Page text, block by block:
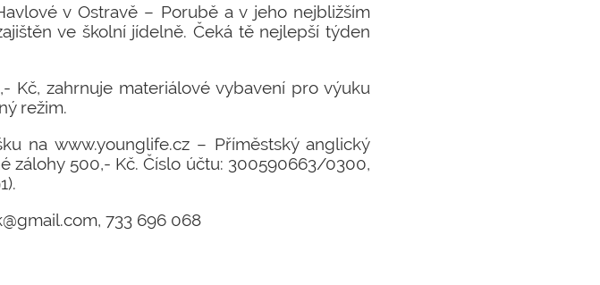
v Ostravě – Porubě a v jeho nejbližším
ve školní jídelně. Čeká tě nejlepší týden
Kč, zahrnuje materiálové vybavení pro výuku
režim.
na www.younglife.cz – Příměstský anglický
zálohy 500,- Kč. Číslo účtu: 300590663/0300,
733 696 068